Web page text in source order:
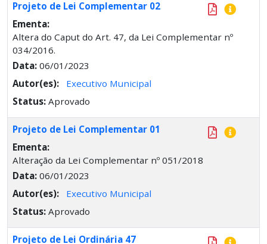
Projeto de Lei Complementar 02
Ementa:
Altera do Caput do Art. 47, da Lei Complementar nº
034/2016.
Data: 06/01/2023
Autor(es):
Executivo Municipal
Status: Aprovado
Projeto de Lei Complementar 01
Ementa:
Alteração da Lei Complementar nº 051/2018
Data: 06/01/2023
Autor(es):
Executivo Municipal
Status: Aprovado
Projeto de Lei Ordinária 47